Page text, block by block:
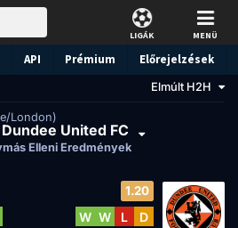
LIGÁK MENÜ
API Prémium Előrejelzések
Elmúlt H2H
London)
United FC
Elleni Eredmények
1.20
W W L D